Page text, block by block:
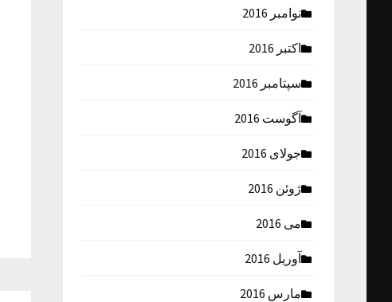
نوامبر 2016
اکتبر 2016
سپتامبر 2016
آگوست 2016
جولای 2016
ژوئن 2016
می 2016
آوریل 2016
مارس 2016